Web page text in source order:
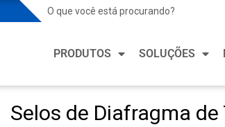
Mercados de Processo
Petroquímico e Químico
Alimentos e Bebidas
PRODUTOS SOLUÇÕES
Soluções para Indústria de Processo
Selos de Diafragma